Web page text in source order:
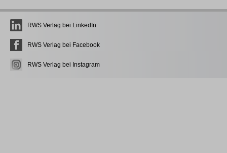
RWS Verlag bei LinkedIn
RWS Verlag bei Facebook
RWS Verlag bei Instagram